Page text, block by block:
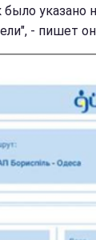
указано
- пишет